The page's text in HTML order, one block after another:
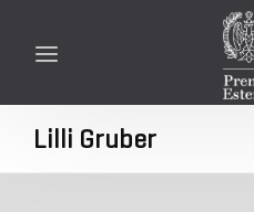
Lilli Gruber